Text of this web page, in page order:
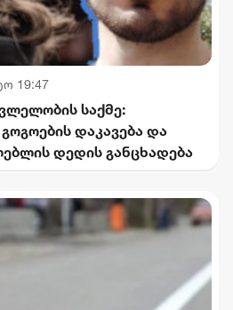
19:47
საქმე:
დაკავება და
დედის განცხადება